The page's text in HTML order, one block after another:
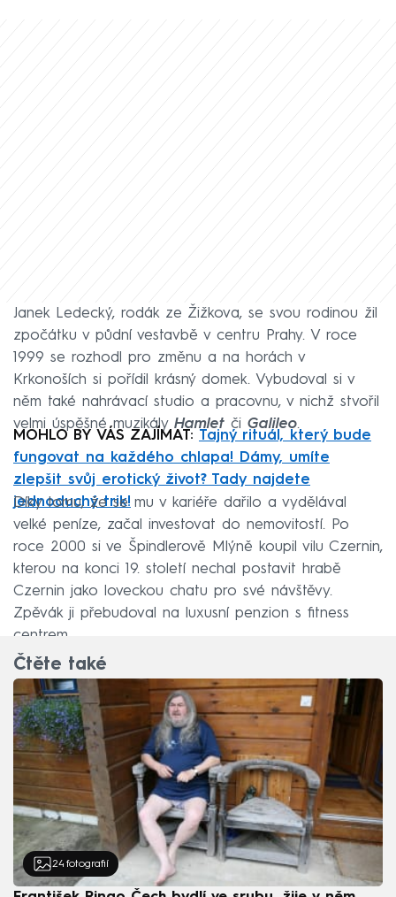
Janek Ledecký, rodák ze Žižkova, se svou rodinou žil
zpočátku v půdní vestavbě v centru Prahy. V roce
1999 se rozhodl pro změnu a na horách v
Krkonoších si pořídil krásný domek. Vybudoval si v
něm také nahrávací studio a pracovnu, v nichž stvořil
velmi úspěšné muzikály Hamlet či Galileo.
MOHLO BY VÁS ZAJÍMAT: Tajný rituál, který bude
fungovat na každého chlapa! Dámy, umíte
zlepšit svůj erotický život? Tady najdete
jednoduchý trik!
Díky tomu, že se mu v kariéře dařilo a vydělával
velké peníze, začal investovat do nemovitostí. Po
roce 2000 si ve Špindlerově Mlýně koupil vilu Czernin,
kterou na konci 19. století nechal postavit hrabě
Czernin jako loveckou chatu pro své návštěvy.
Zpěvák ji přebudoval na luxusní penzion s fitness
centrem.
Čtěte také
24 fotografií